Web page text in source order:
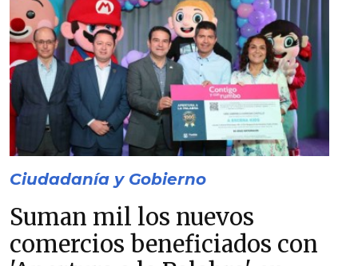
Ciudadanía y Gobierno
Suman mil los nuevos
comercios beneficiados con